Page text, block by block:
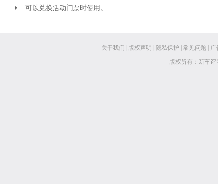
可以兑换活动门票时使用。
关于我们 版权声明 隐私保护 常见问题 广
版权所有：新车评